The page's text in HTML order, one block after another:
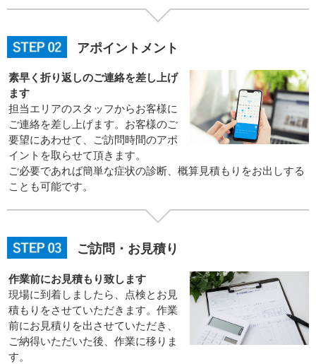
アポイントメント
素早く折り返しのご連絡を差し上げ
ます
担当エリアのスタッフからお客様に
ご連絡を差し上げます。お客様のご
要望にあわせて、ご訪問時間のアポ
イントを取らせて頂きます。
ご必要であれば簡単な症状の診断、概算見積もりをお出しする
ことも可能です。
ご訪問・お見積り
作業前にお見積もり致します
現場に到着しましたら、点検とお見
積もりをさせていただきます。作業
前にお見積りを出させていただき、
ご納得いただいた後、作業に移りま
す。